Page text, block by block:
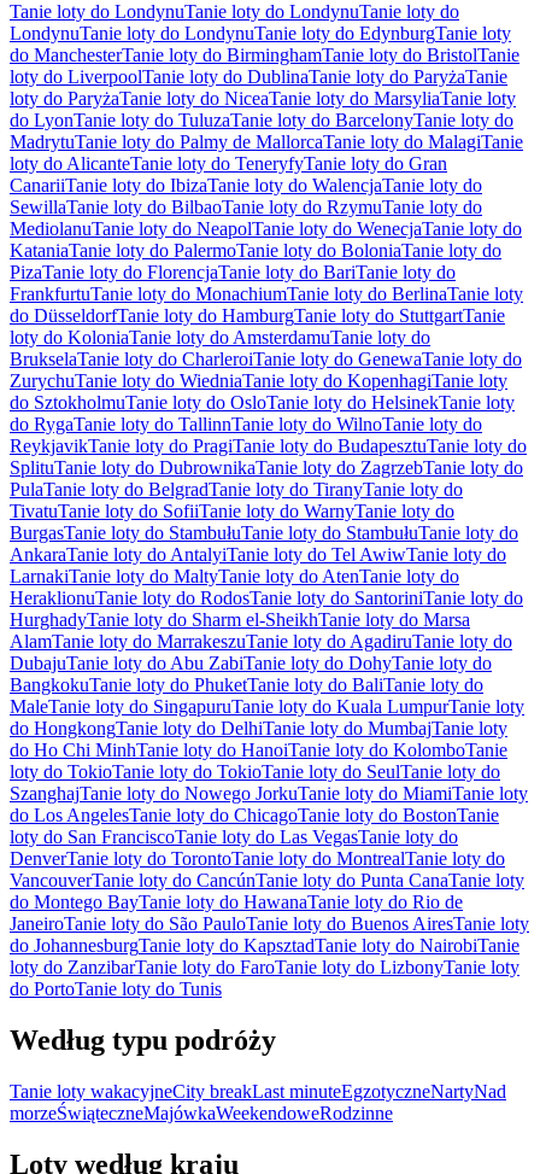
Tanie loty do LondynuTanie loty do LondynuTanie loty do
LondynuTanie loty do LondynuTanie loty do EdynburgTanie loty
do ManchesterTanie loty do BirminghamTanie loty do BristolTanie
loty do LiverpoolTanie loty do DublinaTanie loty do ParyżaTanie
loty do ParyżaTanie loty do NiceaTanie loty do MarsyliaTanie loty
do LyonTanie loty do TuluzaTanie loty do BarcelonyTanie loty do
MadrytuTanie loty do Palmy de MallorcaTanie loty do MalagiTanie
loty do AlicanteTanie loty do TeneryfyTanie loty do Gran
CanariiTanie loty do IbizaTanie loty do WalencjaTanie loty do
SewillaTanie loty do BilbaoTanie loty do RzymuTanie loty do
MediolanuTanie loty do NeapolTanie loty do WenecjaTanie loty do
KataniaTanie loty do PalermoTanie loty do BoloniaTanie loty do
PizaTanie loty do FlorencjaTanie loty do BariTanie loty do
FrankfurtuTanie loty do MonachiumTanie loty do BerlinaTanie loty
do DüsseldorfTanie loty do HamburgTanie loty do StuttgartTanie
loty do KoloniaTanie loty do AmsterdamuTanie loty do
BrukselaTanie loty do CharleroiTanie loty do GenewaTanie loty do
ZurychuTanie loty do WiedniaTanie loty do KopenhagiTanie loty
do SztokholmuTanie loty do OsloTanie loty do HelsinekTanie loty
do RygaTanie loty do TallinnTanie loty do WilnoTanie loty do
ReykjavikTanie loty do PragiTanie loty do BudapesztuTanie loty do
SplituTanie loty do DubrownikaTanie loty do ZagrzebTanie loty do
PulaTanie loty do BelgradTanie loty do TiranyTanie loty do
TivatuTanie loty do SofiiTanie loty do WarnyTanie loty do
BurgasTanie loty do StambułuTanie loty do StambułuTanie loty do
AnkaraTanie loty do AntalyiTanie loty do Tel AwiwTanie loty do
LarnakiTanie loty do MaltyTanie loty do AtenTanie loty do
HeraklionuTanie loty do RodosTanie loty do SantoriniTanie loty do
HurghadyTanie loty do Sharm el-SheikhTanie loty do Marsa
AlamTanie loty do MarrakeszuTanie loty do AgadiruTanie loty do
DubajuTanie loty do Abu ZabiTanie loty do DohyTanie loty do
BangkokuTanie loty do PhuketTanie loty do BaliTanie loty do
MaleTanie loty do SingapuruTanie loty do Kuala LumpurTanie loty
do HongkongTanie loty do DelhiTanie loty do MumbajTanie loty
do Ho Chi MinhTanie loty do HanoiTanie loty do KolomboTanie
loty do TokioTanie loty do TokioTanie loty do SeulTanie loty do
SzanghajTanie loty do Nowego JorkuTanie loty do MiamiTanie loty
do Los AngelesTanie loty do ChicagoTanie loty do BostonTanie
loty do San FranciscoTanie loty do Las VegasTanie loty do
DenverTanie loty do TorontoTanie loty do MontrealTanie loty do
VancouverTanie loty do CancúnTanie loty do Punta CanaTanie loty
do Montego BayTanie loty do HawanaTanie loty do Rio de
JaneiroTanie loty do São PauloTanie loty do Buenos AiresTanie loty
do JohannesburgTanie loty do KapsztadTanie loty do NairobiTanie
loty do ZanzibarTanie loty do FaroTanie loty do LizbonyTanie loty
do PortoTanie loty do Tunis
Według typu podróży
Tanie loty wakacyjneCity breakLast minuteEgzotyczneNartyNad
morzeŚwiąteczneMajówkaWeekendoweRodzinne
Loty według kraju